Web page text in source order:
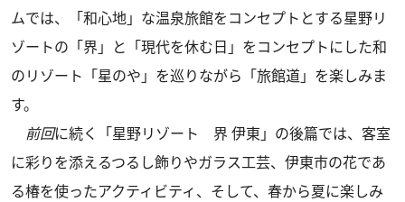
ムでは、「和心地」な温泉旅館をコンセプトとする星野リ
ゾートの「界」と「現代を休む日」をコンセプトにした和
のリゾート「星のや」を巡りながら「旅館道」を楽しみま
す。
前回に続く「星野リゾート 界 伊東」の後篇では、客室
に彩りを添えるつるし飾りやガラス工芸、伊東市の花であ
る椿を使ったアクティビティ、そして、春から夏に楽しみ